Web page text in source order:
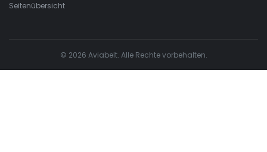
Seitenübersicht
© 2026 Aviabelt. Alle Rechte vorbehalten.